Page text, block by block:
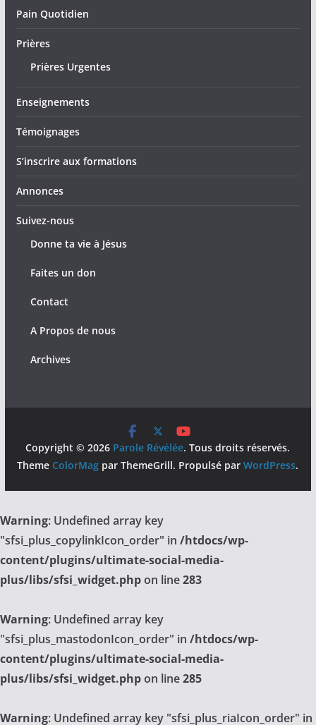
Pain Quotidien
Prières
Prières Urgentes
Enseignements
Témoignages
S’inscrire aux formations
Annonces
Suivez-nous
Donne ta vie à Jésus
Faites un don
Contact
A Propos de nous
Archives
Copyright © 2026 Parole Révélée. Tous droits réservés.
Theme ColorMag par ThemeGrill. Propulsé parWordPress.
Warning: Undefined array key
"sfsi_plus_copylinkIcon_order" in /htdocs/wp-
content/plugins/ultimate-social-media-
plus/libs/sfsi_widget.phpon line283
Warning: Undefined array key
"sfsi_plus_mastodonIcon_order" in /htdocs/wp-
content/plugins/ultimate-social-media-
plus/libs/sfsi_widget.phpon line285
Warning: Undefined array key "sfsi_plus_riaIcon_order" in